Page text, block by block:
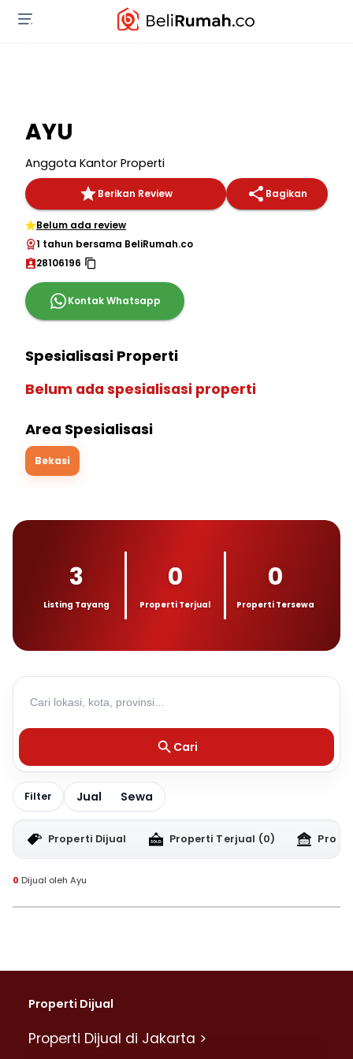
AYU
Anggota Kantor Properti
Berikan Review Bagikan
Belum ada review
1 tahun bersama BeliRumah.co
28106196
Kontak Whatsapp
Spesialisasi Properti
Belum ada spesialisasi properti
Area Spesialisasi
Bekasi
3
Listing Tayang
0
Properti Terjual
0
Properti Tersewa
Cari
Filter Jual Sewa
Properti Dijual Properti Terjual (0)
0 Dijual oleh Ayu
Properti Dijual
Properti Dijual di Jakarta >